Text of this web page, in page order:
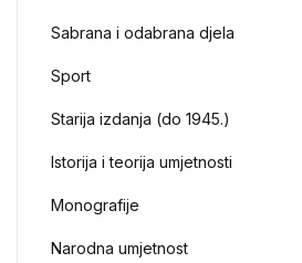
Sabrana i odabrana djela
Sport
Starija izdanja (do 1945.)
Istorija i teorija umjetnosti
Monografije
Narodna umjetnost